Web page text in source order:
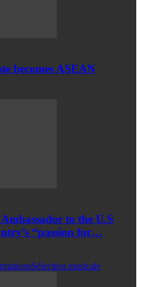
becomes ASEAN
to the U.S
“passion for…
Sélection musicale